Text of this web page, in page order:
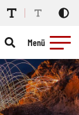
Menü